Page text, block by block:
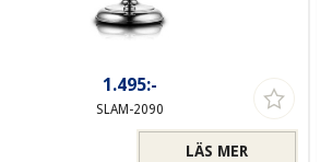
1.495:-
SLAM-2090
LÄS MER